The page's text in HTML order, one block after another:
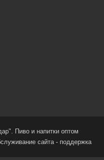
Пиво и напитки оптом
сайта - поддержка